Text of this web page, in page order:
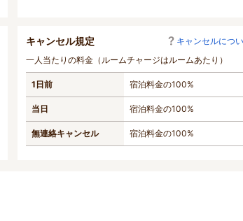
キャンセル規定
キャンセルにつ
一人当たりの料金（ルームチャージはルームあたり）
1日前 宿泊料金の100%
当日 宿泊料金の100%
無連絡キャンセル 宿泊料金の100%